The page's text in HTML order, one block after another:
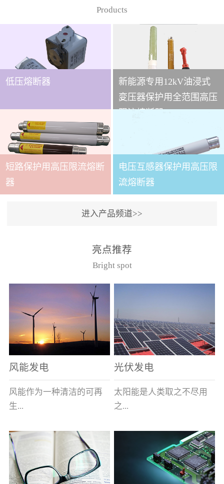
Products
低压熔断器
新能源专用12kV油浸式
变压器保护用全范围高压
...
XRNT3A-12变压器保护用
全范围高压限流熔断器(以
下简称熔断器)。本产品适
用于交流50～60Hz,额定电
压12kV的电力系统中，作
件。其主要安装于12kV的
美式箱变中，可与其它电
（2） 海拔不超过1000
米；（3） 相对湿度：日
平均不大于95％，月平均
不大于90％；（4）周围空
或可燃性气体、水蒸汽和
盐类过度污染；（5） 当
围变压器油的温度上限不
超过105℃。型号说明
（注：在额定电流后加/S
表示带熔断指示及信号输
短路保护用高压限流熔断
器
电压互感器保护用高压限
流熔断器
...
40.5kV系统作为电压互感
器的过载及短路保护用。
和IEC282-1）型号基本参
数
进入产品频道>>
亮点推荐
Bright spot
风能发电
风能作为一种清洁的可再
生...
能源，越来越受到世界各
国的重视。其蕴量巨大，
全球的风能约为
光伏发电
太阳能是人类取之不尽用
之...
不竭的可再生能源，具有
充分的清洁性、绝对的安
全性、相对的广泛性、确